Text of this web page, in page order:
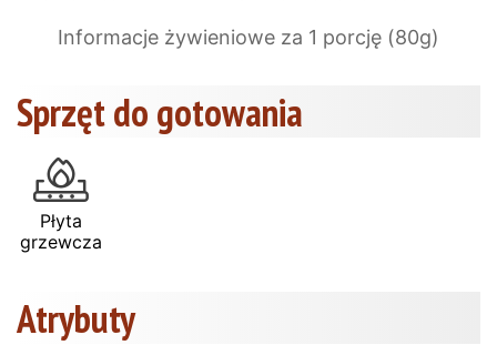
Informacje żywieniowe za 1 porcję (80g)
Sprzęt do gotowania
Płyta
grzewcza
Atrybuty